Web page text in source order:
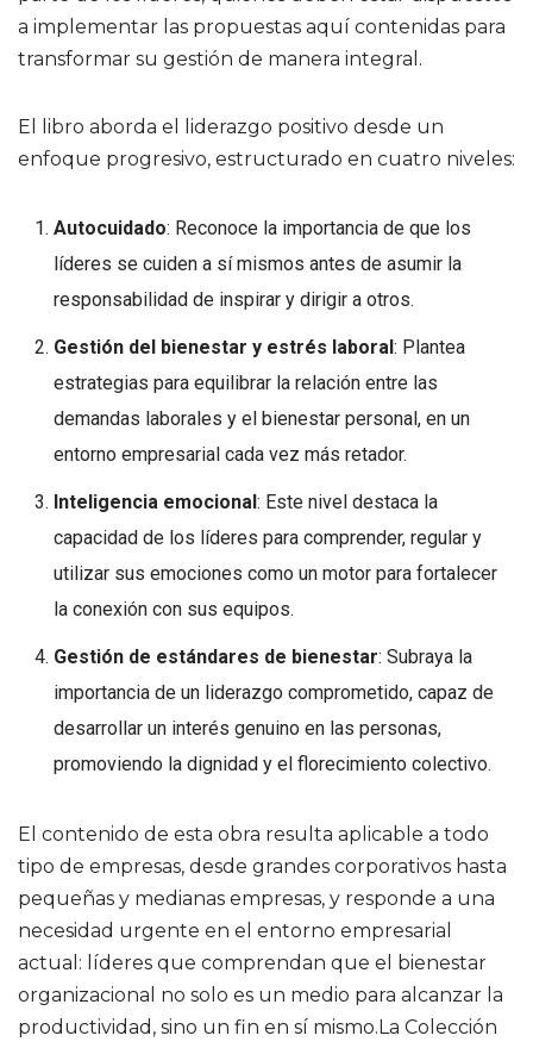
a implementar las propuestas aquí contenidas para
transformar su gestión de manera integral.
El libro aborda el liderazgo positivo desde un
enfoque progresivo, estructurado en cuatro niveles:
Autocuidado: Reconoce la importancia de que los
líderes se cuiden a sí mismos antes de asumir la
responsabilidad de inspirar y dirigir a otros.
Gestión del bienestar y estrés laboral: Plantea
estrategias para equilibrar la relación entre las
demandas laborales y el bienestar personal, en un
entorno empresarial cada vez más retador.
Inteligencia emocional: Este nivel destaca la
capacidad de los líderes para comprender, regular y
utilizar sus emociones como un motor para fortalecer
la conexión con sus equipos.
Gestión de estándares de bienestar: Subraya la
importancia de un liderazgo comprometido, capaz de
desarrollar un interés genuino en las personas,
promoviendo la dignidad y el florecimiento colectivo.
El contenido de esta obra resulta aplicable a todo
tipo de empresas, desde grandes corporativos hasta
pequeñas y medianas empresas, y responde a una
necesidad urgente en el entorno empresarial
actual: líderes que comprendan que el bienestar
organizacional no solo es un medio para alcanzar la
productividad, sino un fin en sí mismo.La Colección